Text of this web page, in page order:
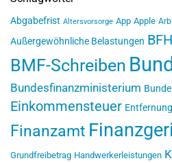
Abgabefrist Altersvorsorge App Apple
Außergewöhnliche Belastungen BFH
BMF-Schreiben
Bundesfinanzministerium
Einkommensteuer
Finanzamt
Grundfreibetrag Handwerkerleistungen